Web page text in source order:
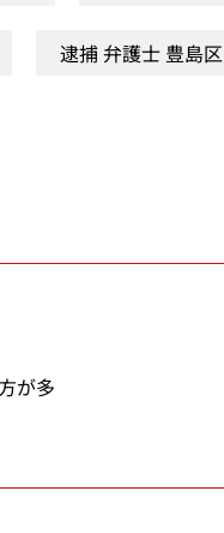
逮捕 弁護士 豊島区
が多